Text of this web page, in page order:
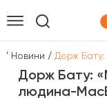
/ Новини / Дорж
Дорж Бату:
людина-